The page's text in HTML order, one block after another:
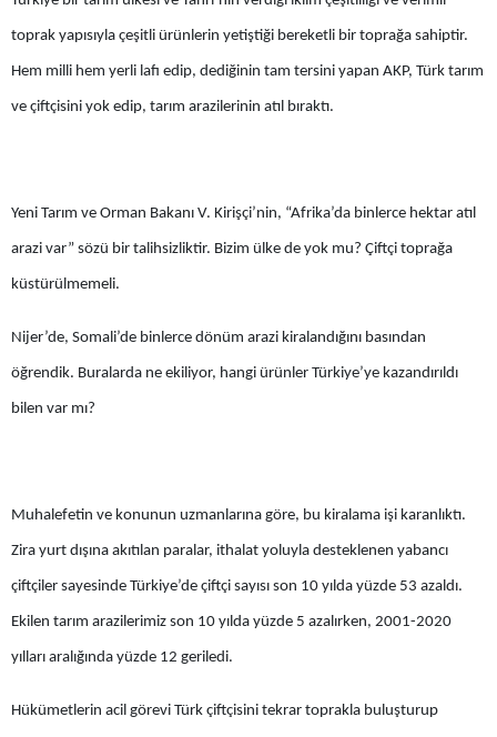
toprak yapısıyla çeşitli ürünlerin yetiştiği bereketli bir toprağa sahiptir.
Hem milli hem yerli lafı edip, dediğinin tam tersini yapan AKP, Türk tarım
ve çiftçisini yok edip, tarım arazilerinin atıl bıraktı.
Yeni Tarım ve Orman Bakanı V. Kirişçi’nin, “Afrika’da binlerce hektar atıl
arazi var” sözü bir talihsizliktir. Bizim ülke de yok mu? Çiftçi toprağa
küstürülmemeli.
Nijer’de, Somali’de binlerce dönüm arazi kiralandığını basından
öğrendik. Buralarda ne ekiliyor, hangi ürünler Türkiye’ye kazandırıldı
bilen var mı?
Muhalefetin ve konunun uzmanlarına göre, bu kiralama işi karanlıktı.
Zira yurt dışına akıtılan paralar, ithalat yoluyla desteklenen yabancı
çiftçiler sayesinde Türkiye’de çiftçi sayısı son 10 yılda yüzde 53 azaldı.
Ekilen tarım arazilerimiz son 10 yılda yüzde 5 azalırken, 2001-2020
yılları aralığında yüzde 12 geriledi.
Hükümetlerin acil görevi Türk çiftçisini tekrar toprakla buluşturup